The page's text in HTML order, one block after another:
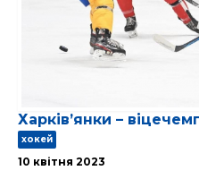
Харківʼянки –
хокей
10 квітня 2023